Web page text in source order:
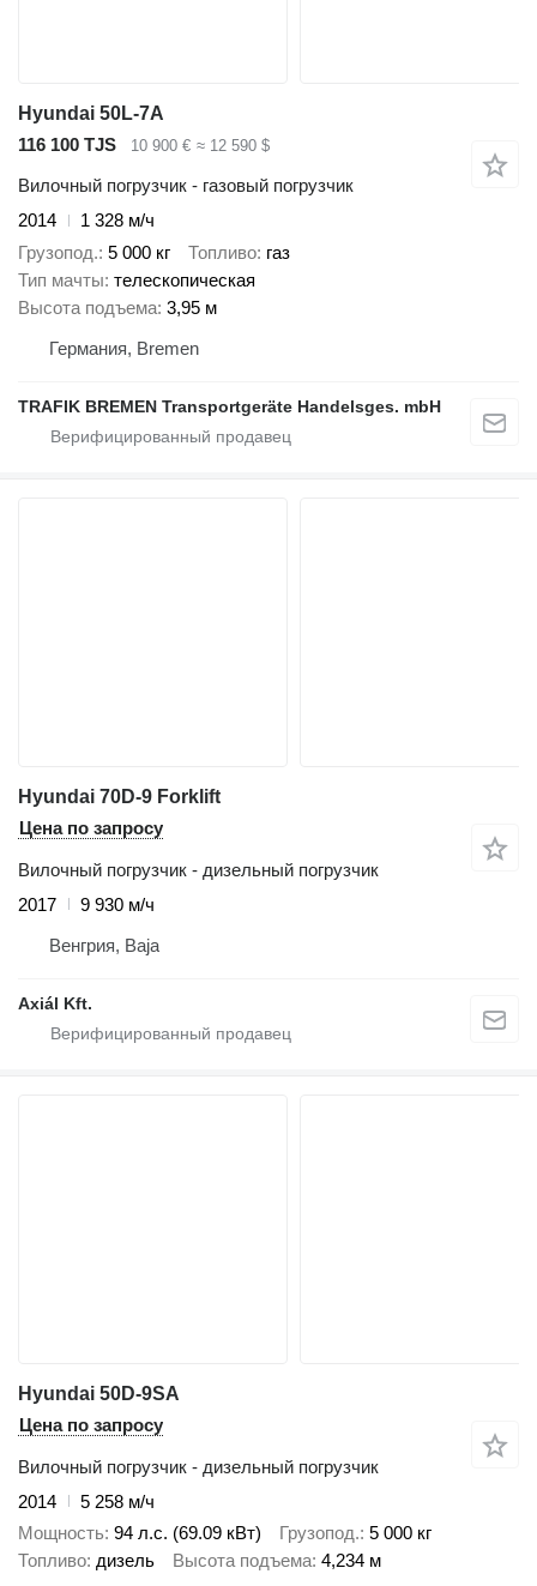
Hyundai 50L-7A
116 100 TJS
10 900 € ≈ 12 590 $
Вилочный погрузчик - газовый погрузчик
2014
1 328 м/ч
Грузопод. 5 000 кг Топливо газ
Тип мачты телескопическая
Высота подъема 3,95 м
Германия, Bremen
TRAFIK BREMEN Transportgeräte Handelsges. mbH
Hyundai 70D-9 Forklift
Цена по запросу
Вилочный погрузчик - дизельный погрузчик
2017
9 930 м/ч
Венгрия, Baja
Axiál Kft.
Hyundai 50D-9SA
Цена по запросу
Вилочный погрузчик - дизельный погрузчик
2014
5 258 м/ч
Мощность 94 л.с. (69.09 кВт) Грузопод. 5 000 кг
Топливо дизель Высота подъема 4,234 м